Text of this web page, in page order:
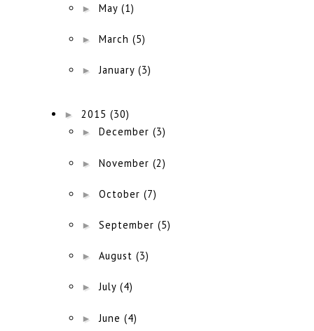
►May(1)
►March(5)
►January(3)
►2015(30)
►December(3)
►November(2)
►October(7)
►September(5)
►August(3)
►July(4)
►June(4)